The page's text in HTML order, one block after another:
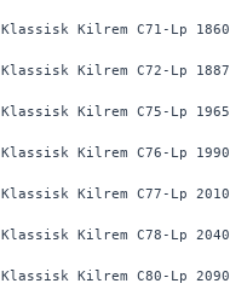
Klassisk Kilrem C71-Lp 1860
Klassisk Kilrem C72-Lp 1887
Klassisk Kilrem C75-Lp 1965
Klassisk Kilrem C76-Lp 1990
Klassisk Kilrem C77-Lp 2010
Klassisk Kilrem C78-Lp 2040
Klassisk Kilrem C80-Lp 2090